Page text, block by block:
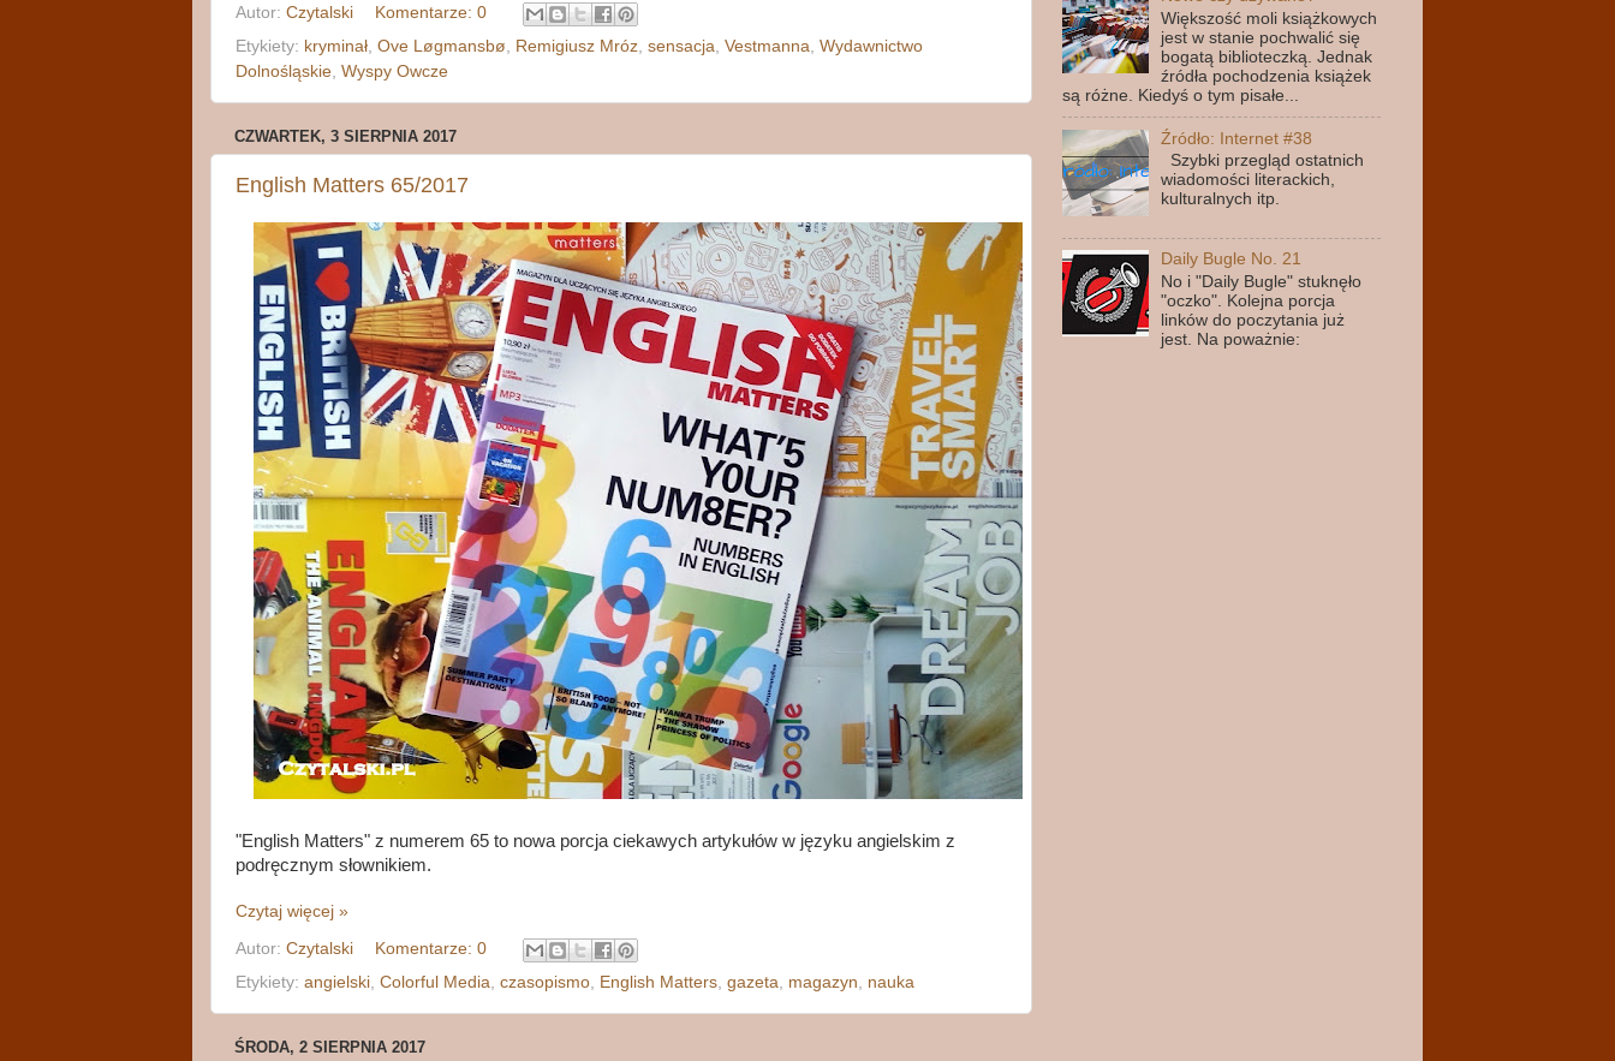
Autor: Czytalski
Komentarze: 0
Etykiety: kryminał, Ove Løgmansbø, Remigiusz Mróz, sensacja, Vestmanna, Wydawnictwo
Dolnośląskie, Wyspy Owcze
CZWARTEK, 3 SIERPNIA 2017
English Matters 65/2017
"English Matters" z numerem 65 to nowa porcja ciekawych artykułów w języku angielskim z
podręcznym słownikiem.
Czytaj więcej »
Autor: Czytalski
Komentarze: 0
Etykiety: angielski, Colorful Media, czasopismo, English Matters, gazeta, magazyn, nauka
ŚRODA, 2 SIERPNIA 2017
Większość moli książkowych
jest w stanie pochwalić się
bogatą biblioteczką. Jednak
źródła pochodzenia książek
są różne. Kiedyś o tym pisałe...
Źródło: Internet #38
Szybki przegląd ostatnich
wiadomości literackich,
kulturalnych itp.
Daily Bugle No. 21
No i "Daily Bugle" stuknęło
"oczko". Kolejna porcja
linków do poczytania już
jest. Na poważnie: